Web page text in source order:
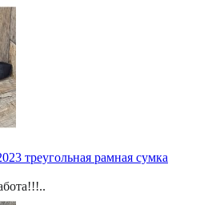
треугольная рамная сумка